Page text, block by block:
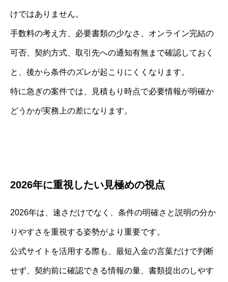
けではありません。
手数料の考え方、必要書類の少なさ、オンライン完結の
可否、契約方式、取引先への通知有無まで確認しておく
と、後から条件のズレが起こりにくくなります。
特に急ぎの案件では、見積もり時点で必要情報が明確か
どうかが実務上の差になります。
2026年に重視したい見極めの視点
2026年は、速さだけでなく、条件の明確さと説明の分か
りやすさを重視する姿勢がより重要です。
公式サイトを活用する際も、最短入金の言葉だけで判断
せず、契約前に確認できる情報の量、書類提出のしやす